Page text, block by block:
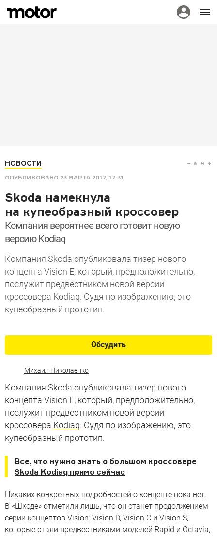
НОВОСТИ
ОПУБЛИКОВАНО 23 МАРТА 2017, 17:31
a A
Skoda намекнула
на купеобразный кроссовер
Компания вероятнее всего готовит новую
версию Kodiaq
Компания Skoda опубликовала тизер нового
концепта Vision E, который, предположительно,
послужит предвестником новой версии
кроссовера Kodiaq. Судя по изображению, это
купеобразный прототип.
Обсудить
Михаил Николаенко
Компания Skoda опубликовала тизер нового
концепта Vision E, который, предположительно,
послужит предвестником новой версии
кроссовера Kodiaq. Судя по изображению, это
купеобразный прототип.
Все, что нужно знать о большом кроссовере
Skoda Kodiaq прямо сейчас
Никаких конкретных подробностей о концепте пока нет.
В «Шкоде» отметили лишь, что он станет продолжением
серии концептов Vision: Vision D, Vision C и Vision S,
которые стали предвестниками моделей Rapid и Octavia,